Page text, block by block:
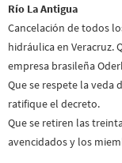
Río La Antigua
Cancelación de todos
hidráulica en Veracruz.
empresa brasileña
Que se respete la veda
ratifique el decreto.
Que se retiren las
avencidados y los